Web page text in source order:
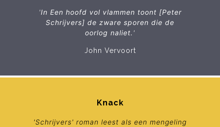
'In Een hoofd vol vlammen toont [Peter
Schrijvers] de zware sporen die de
oorlog naliet. '
John Vervoort
Knack
'Schrijvers' roman leest als een mengeling